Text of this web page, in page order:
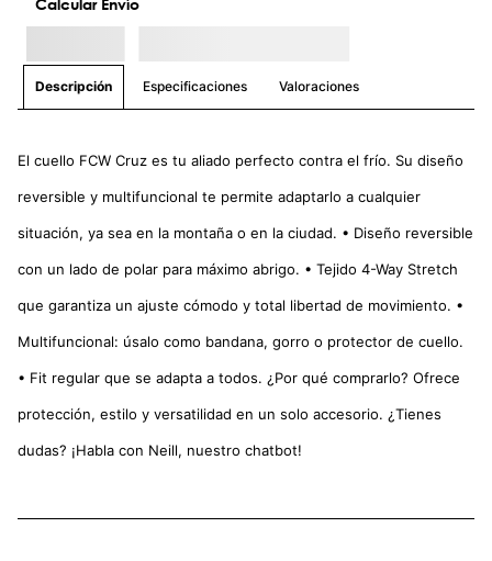
Calcular Envío
Descripción Especificaciones Valoraciones
El cuello FCW Cruz es tu aliado perfecto contra el frío. Su diseño
reversible y multifuncional te permite adaptarlo a cualquier
situación, ya sea en la montaña o en la ciudad. • Diseño reversible
con un lado de polar para máximo abrigo. • Tejido 4-Way Stretch
que garantiza un ajuste cómodo y total libertad de movimiento. •
Multifuncional: úsalo como bandana, gorro o protector de cuello.
• Fit regular que se adapta a todos. ¿Por qué comprarlo? Ofrece
protección, estilo y versatilidad en un solo accesorio. ¿Tienes
dudas? ¡Habla con Neill, nuestro chatbot!